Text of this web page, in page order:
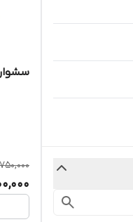
سشوار